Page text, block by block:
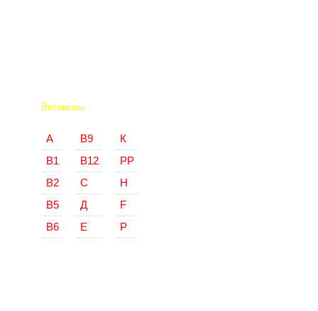
Витамины
А
В1
В2
В5
В6
В9
В12
С
Д
Е
К
РР
Н
F
Р